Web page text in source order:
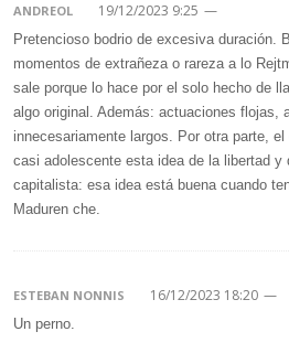
ANDREOL 19/12/2023 9:25 —
Pretencioso bodrio de excesiva duración.
momentos de extrañeza o rareza a lo
sale porque lo hace por el solo hecho de
algo original. Además: actuaciones flojas,
innecesariamente largos. Por otra parte,
casi adolescente esta idea de la libertad y
capitalista: esa idea está buena cuando
Maduren che.
ESTEBAN NONNIS 16/12/2023 18:20 —
Un perno.